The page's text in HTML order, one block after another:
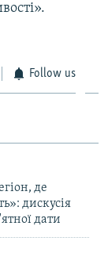
Follow us
де
дискусія
дати